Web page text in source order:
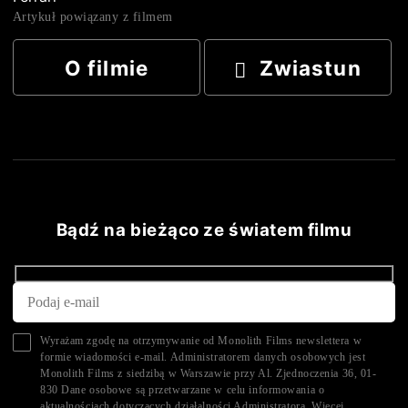
Artykuł powiązany z filmem
O filmie Zwiastun
Bądź na bieżąco ze światem filmu
Wyrażam zgodę na otrzymywanie od Monolith Films newslettera w
formie wiadomości e-mail. Administratorem danych osobowych jest
Monolith Films z siedzibą w Warszawie przy Al. Zjednoczenia 36, 01-
830 Dane osobowe są przetwarzane w celu informowania o